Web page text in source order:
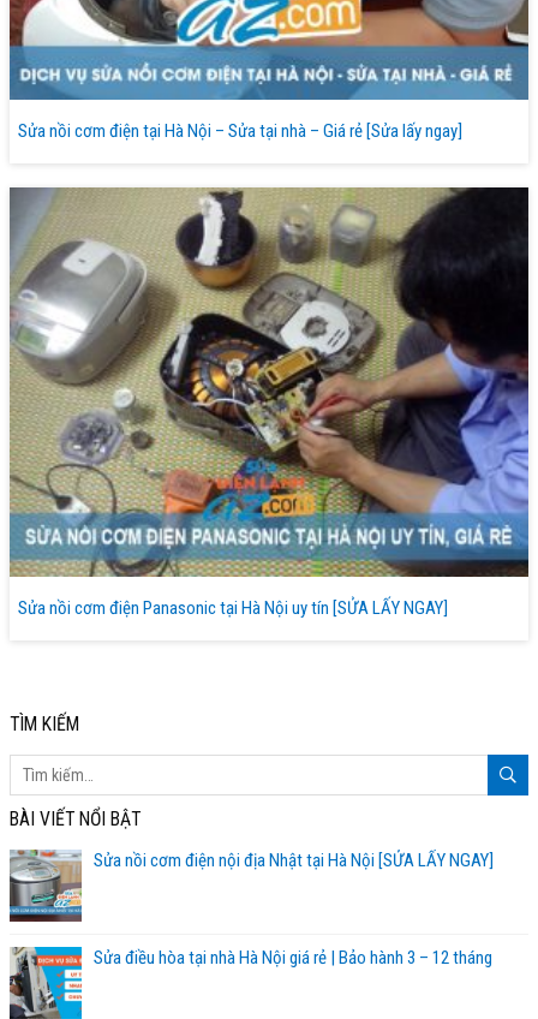
Sửa nồi cơm điện tại Hà Nội – Sửa tại nhà – Giá rẻ [Sửa lấy ngay]
Sửa nồi cơm điện Panasonic tại Hà Nội uy tín [SỬA LẤY NGAY]
TÌM KIẾM
BÀI VIẾT NỔI BẬT
Sửa nồi cơm điện nội địa Nhật tại Hà Nội [SỬA LẤY NGAY]
Sửa điều hòa tại nhà Hà Nội giá rẻ | Bảo hành 3 – 12 tháng